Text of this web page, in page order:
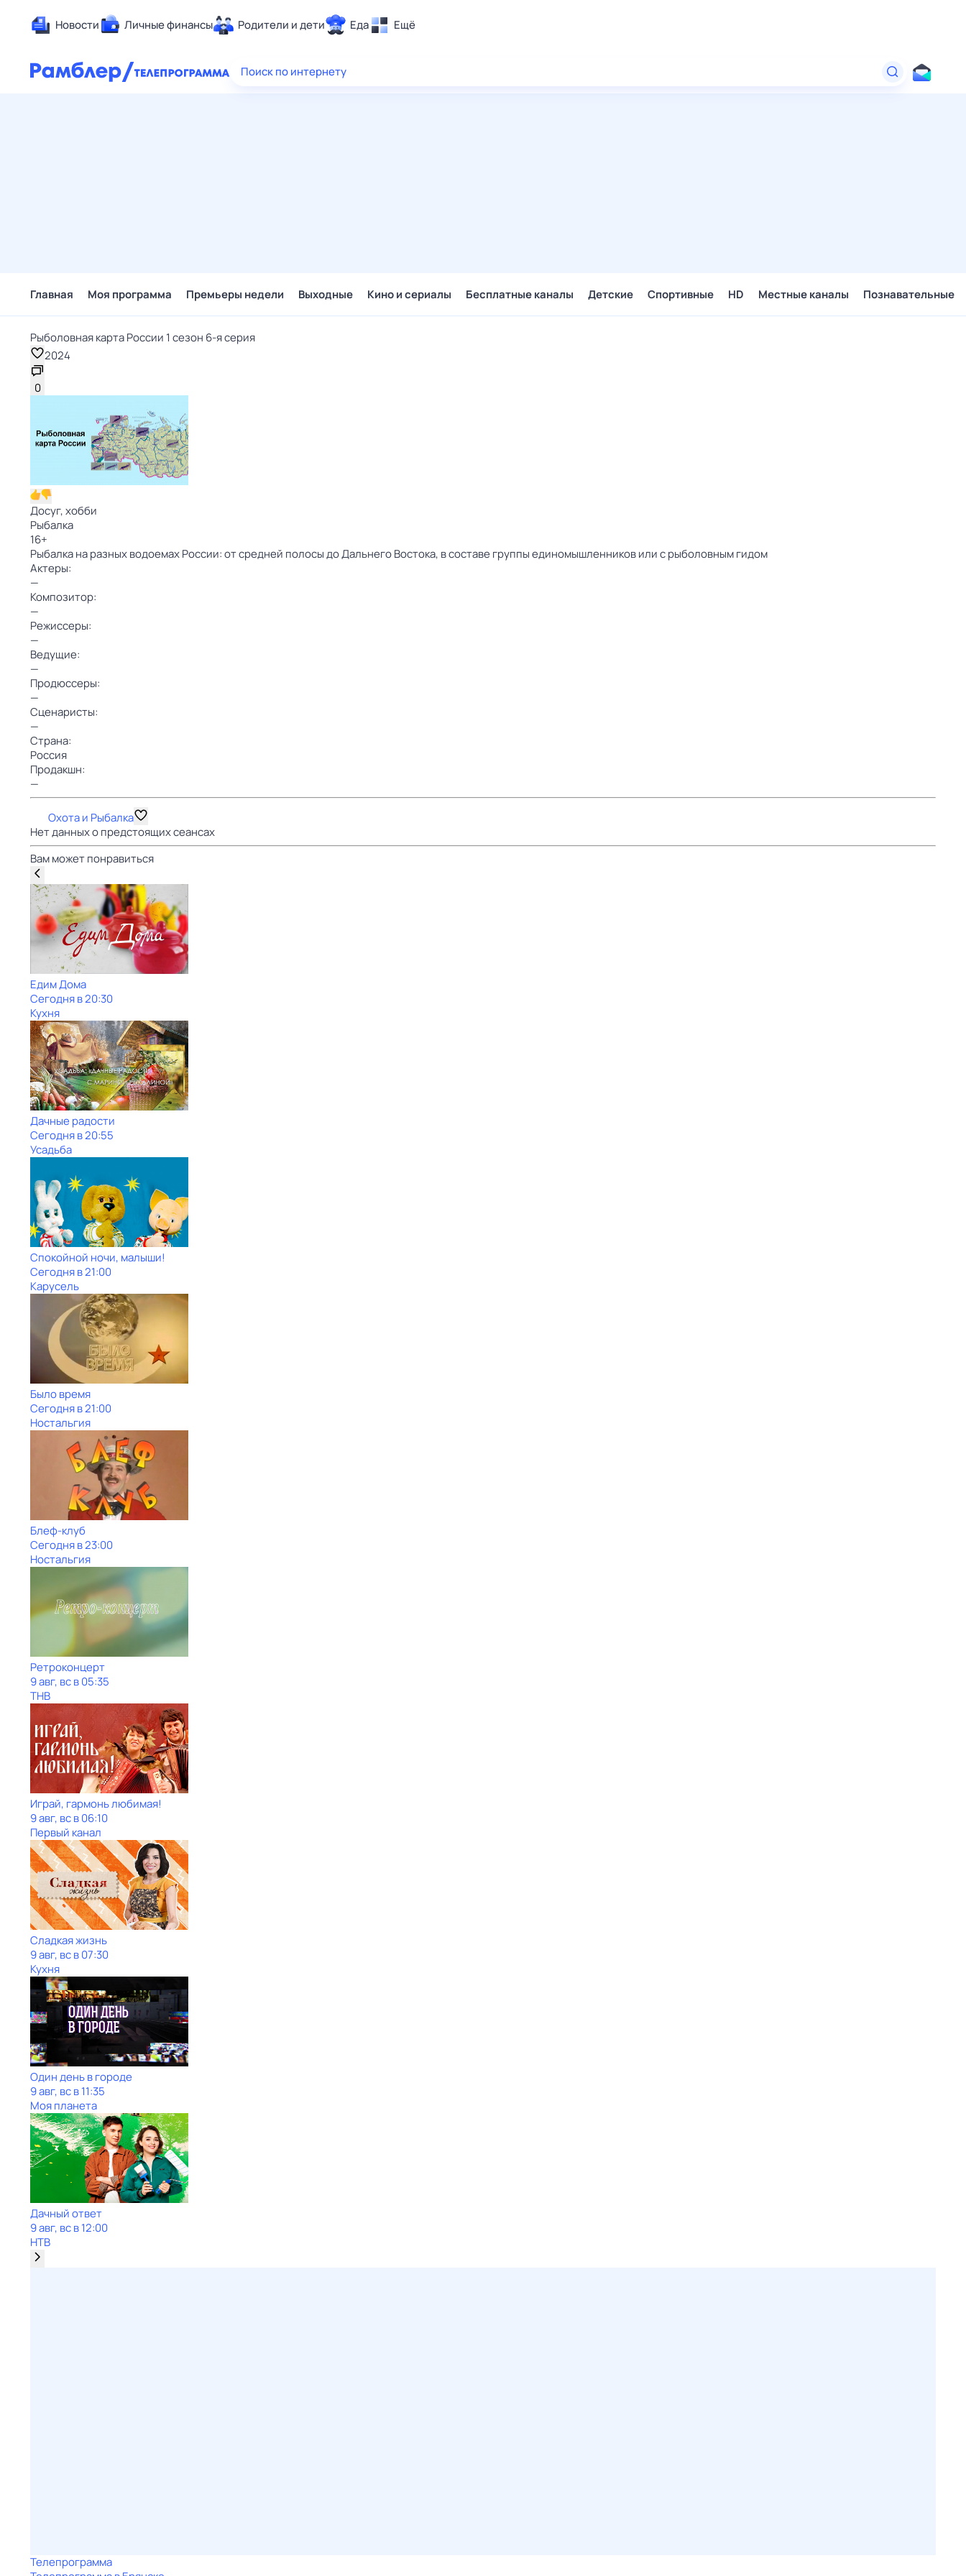
Новости Личные финансы Родители и дети Еда Ещё
Здоровье
Поиск по интернету
Главная Моя программа Премьеры недели Выходные Кино и сериалы Бесплатные каналы Детские Спортивные HD Местные каналы Познавательные
Рыболовная карта России 1 сезон 6-я серия
2024
0
Досуг, хобби
Рыбалка
16+
Рыбалка на разных водоемах России: от средней полосы до Дальнего Востока, в составе группы единомышленников или с рыболовным гидом
Актеры:
—
Композитор:
—
Режиссеры:
—
Ведущие:
—
Продюссеры:
—
Сценаристы:
—
Страна:
Россия
Продакшн:
—
Охота и Рыбалка
Нет данных о предстоящих сеансах
Вам может понравиться
Едим Дома
Сегодня в 20:30
Кухня
Дачные радости
Сегодня в 20:55
Усадьба
Спокойной ночи, малыши!
Сегодня в 21:00
Карусель
Было время
Сегодня в 21:00
Ностальгия
Блеф-клуб
Сегодня в 23:00
Ностальгия
Ретроконцерт
9 авг, вс в 05:35
ТНВ
Играй, гармонь любимая!
9 авг, вс в 06:10
Первый канал
Сладкая жизнь
9 авг, вс в 07:30
Кухня
Один день в городе
9 авг, вс в 11:35
Моя планета
Дачный ответ
9 авг, вс в 12:00
НТВ
Телепрограмма